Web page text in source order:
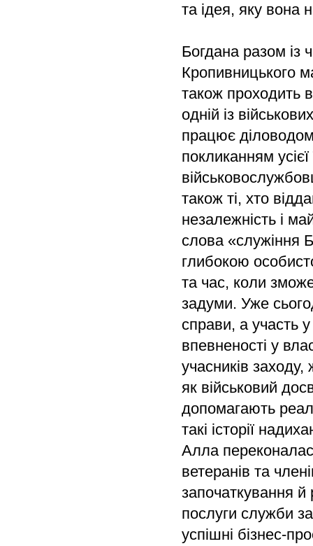
та ідея, яку вона
Богдана разом із
Кропивницького
також проходить
одній із
працює
покликанням
також ті, хто
незалежність і
слова «служіння
глибокою
та час, коли
задуми. Уже
справи, а участь
впевненості у
учасників заходу,
як військовий
допомагають
такі історії
Алла
ветеранів та
започаткування й
послуги служби
успішні бізнес-